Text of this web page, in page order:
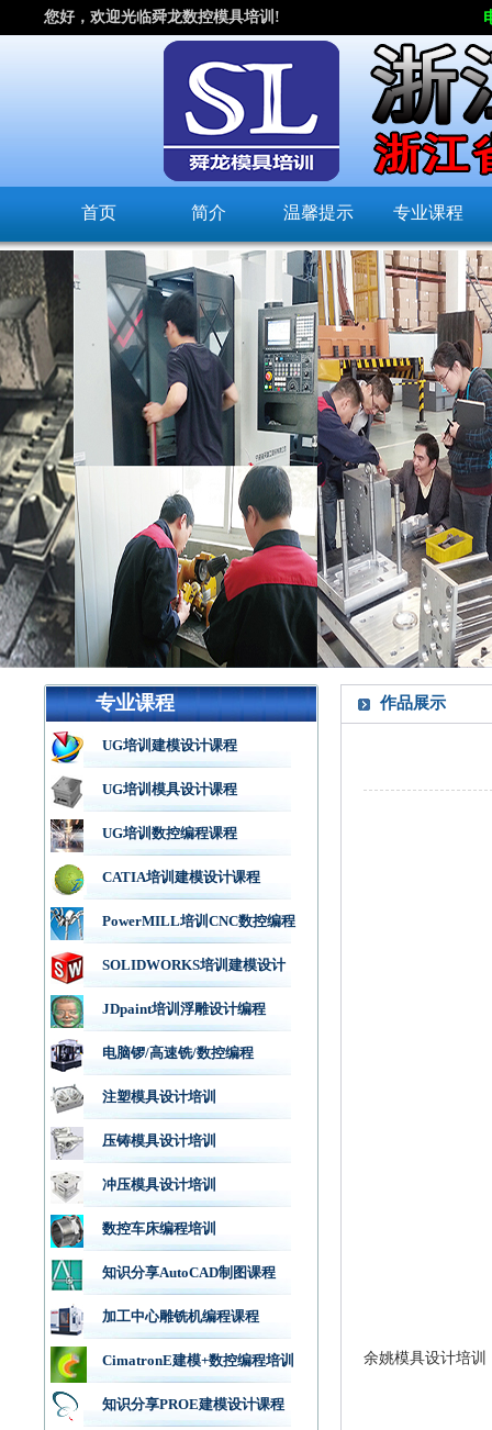
您好，欢迎光临舜龙数控模具培训!
首页 简介 温馨提示 专业课程
专业课程
UG培训建模设计课程
UG培训模具设计课程
UG培训数控编程课程
CATIA培训建模设计课程
PowerMILL培训CNC数控编程
SOLIDWORKS培训建模设计
JDpaint培训浮雕设计编程
电脑锣/高速铣/数控编程
注塑模具设计培训
压铸模具设计培训
冲压模具设计培训
数控车床编程培训
知识分享AutoCAD制图课程
加工中心雕铣机编程课程
CimatronE建模+数控编程培训
知识分享PROE建模设计课程
作品展示
余姚模具设计培训